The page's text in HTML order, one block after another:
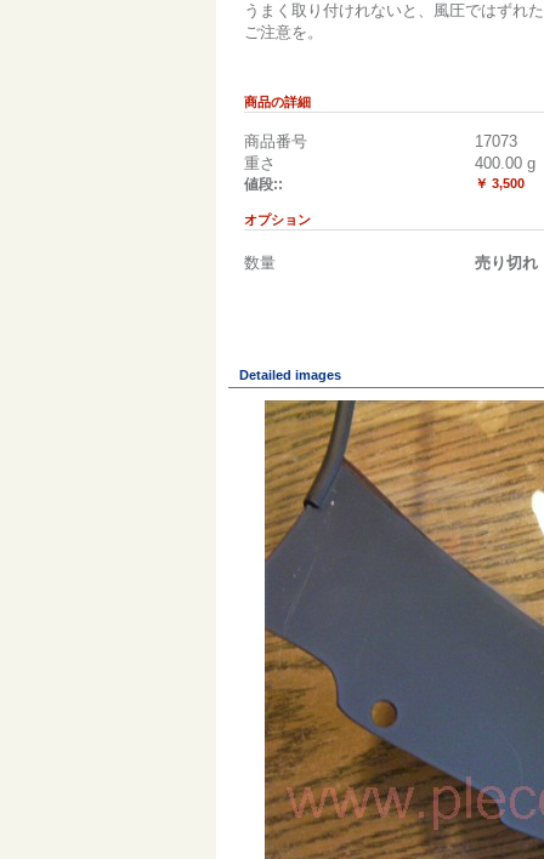
うまく取り付けれないと、風圧ではずれ
ご注意を。
商品の詳細
商品番号
17073
重さ
400.00 g
値段:: ￥ 3,500
オプション
数量 売り切れ
Detailed images